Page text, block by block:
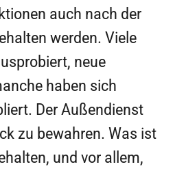
auch nach der
werden. Viele
neue
haben sich
Der Außendienst
zu bewahren. Was ist
und vor allem,